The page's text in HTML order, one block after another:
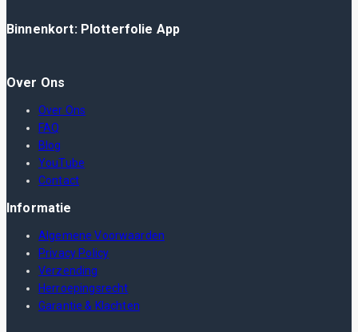
Binnenkort: Plotterfolie App
Over Ons
Over Ons
FAQ
Blog
YouTube
Contact
Informatie
Algemene Voorwaarden
Privacy Policy
Verzending
Herroepingsrecht
Garantie & Klachten